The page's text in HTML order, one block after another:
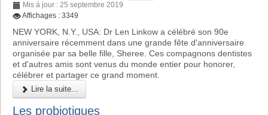
Mis à jour : 25 septembre 2019
Affichages : 3349
NEW YORK, N.Y., USA: Dr Len Linkow a célébré son 90e
anniversaire récemment dans une grande fête d'anniversaire
organisée par sa belle fille, Sheree. Ces compagnons dentistes
et d'autres amis sont venus du monde entier pour honorer,
célébrer et partager ce grand moment.
Lire la suite...
Les probiotiques